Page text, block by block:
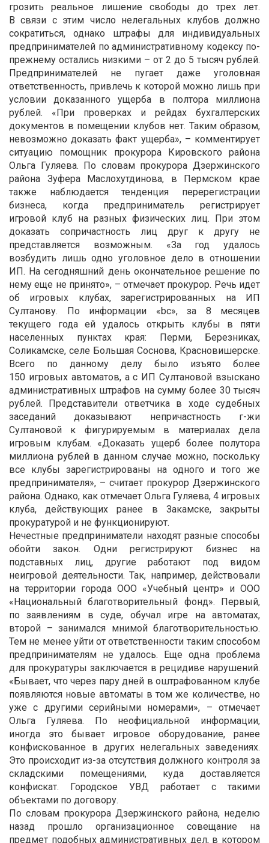
грозить реальное лишение свободы до трех лет.
В связи с этим число нелегальных клубов должно
сократиться, однако штрафы для индивидуальных
предпринимателей по административному кодексу по-
прежнему остались низкими – от 2 до 5 тысяч рублей.
Предпринимателей не пугает даже уголовная
ответственность, привлечь к которой можно лишь при
условии доказанного ущерба в полтора миллиона
рублей. «При проверках и рейдах бухгалтерских
документов в помещении клубов нет. Таким образом,
невозможно доказать факт ущерба», – комментирует
ситуацию помощник прокурора Кировского района
Ольга Гуляева. По словам прокурора Дзержинского
района Зуфера Маслохутдинова, в Пермском крае
также наблюдается тенденция перерегистрации
бизнеса, когда предприниматель регистрирует
игровой клуб на разных физических лиц. При этом
доказать сопричастность лиц друг к другу не
представляется возможным. «За год удалось
возбудить лишь одно уголовное дело в отношении
ИП. На сегодняшний день окончательное решение по
нему еще не принято», – отмечает прокурор. Речь идет
об игровых клубах, зарегистрированных на ИП
Султанову. По информации «bc», за 8 месяцев
текущего года ей удалось открыть клубы в пяти
населенных пунктах края: Перми, Березниках,
Соликамске, селе Большая Соснова, Красновишерске.
Всего по данному делу было изъято более
150 игровых автоматов, а с ИП Султановой взыскано
административных штрафов на сумму более 30 тысяч
рублей. Представители ответчика в ходе судебных
заседаний доказывают непричастность г-жи
Султановой к фигурируемым в материалах дела
игровым клубам. «Доказать ущерб более полутора
миллиона рублей в данном случае можно, поскольку
все клубы зарегистрированы на одного и того же
предпринимателя», – считает прокурор Дзержинского
района. Однако, как отмечает Ольга Гуляева, 4 игровых
клуба, действующих ранее в Закамске, закрыты
прокуратурой и не функционируют.
Нечестные предприниматели находят разные способы
обойти закон. Одни регистрируют бизнес на
подставных лиц, другие работают под видом
неигровой деятельности. Так, например, действовали
на территории города ООО «Учебный центр» и ООО
«Национальный благотворительный фонд». Первый,
по заявлениям в суде, обучал игре на автоматах,
второй – занимался мнимой благотворительностью.
Тем не менее уйти от ответственности таким способом
предпринимателям не удалось. Еще одна проблема
для прокуратуры заключается в рецидиве нарушений.
«Бывает, что через пару дней в оштрафованном клубе
появляются новые автоматы в том же количестве, но
уже с другими серийными номерами», – отмечает
Ольга Гуляева. По неофициальной информации,
иногда это бывает игровое оборудование, ранее
конфискованное в других нелегальных заведениях.
Это происходит из-за отсутствия должного контроля за
складскими помещениями, куда доставляется
конфискат. Городское УВД работает с такими
объектами по договору.
По словам прокурора Дзержинского района, неделю
назад прошло организационное совещание на
предмет подобных административных дел, в котором